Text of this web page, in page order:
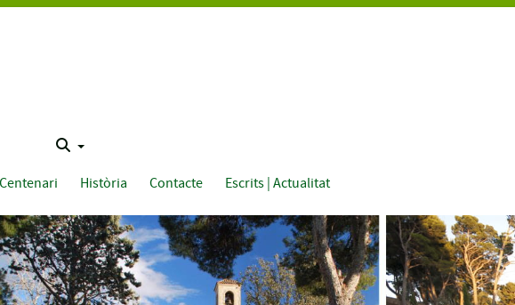
Centenari Història Contacte Escrits | Actualitat